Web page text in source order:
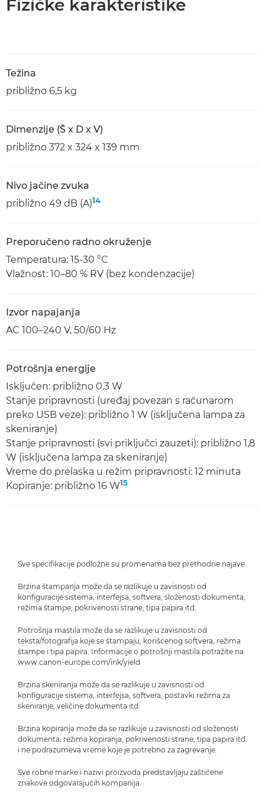
Fizičke karakteristike
Težina
približno 6,5 kg
Dimenzije (Š x D x V)
približno 372 x 324 x 139 mm
Nivo jačine zvuka
približno 49 dB (A)14
Preporučeno radno okruženje
Temperatura: 15-30 °C
Vlažnost: 10–80 % RV (bez kondenzacije)
Izvor napajanja
AC 100–240 V, 50/60 Hz
Potrošnja energije
Isključen: približno 0,3 W
Stanje pripravnosti (uređaj povezan s računarom
preko USB veze): približno 1 W (isključena lampa za
skeniranje)
Stanje pripravnosti (svi priključci zauzeti): približno 1,8
W (isključena lampa za skeniranje)
Vreme do prelaska u režim pripravnosti: 12 minuta
Kopiranje: približno 16 W15
Sve specifikacije podložne su promenama bez prethodne najave.
Brzina štampanja može da se razlikuje u zavisnosti od
konfiguracije sistema, interfejsa, softvera, složenosti dokumenta,
režima štampe, pokrivenosti strane, tipa papira itd.
Potrošnja mastila može da se razlikuje u zavisnosti od
teksta/fotografija koje se štampaju, korišćenog softvera, režima
štampe i tipa papira. Informacije o potrošnji mastila potražite na
www.canon-europe.com/ink/yield
Brzina skeniranja može da se razlikuje u zavisnosti od
konfiguracije sistema, interfejsa, softvera, postavki režima za
skeniranje, veličine dokumenta itd.
Brzina kopiranja može da se razlikuje u zavisnosti od složenosti
dokumenta, režima kopiranja, pokrivenosti strane, tipa papira itd.
i ne podrazumeva vreme koje je potrebno za zagrevanje.
Sve robne marke i nazivi proizvoda predstavljaju zaštićene
znakove odgovarajućih kompanija.